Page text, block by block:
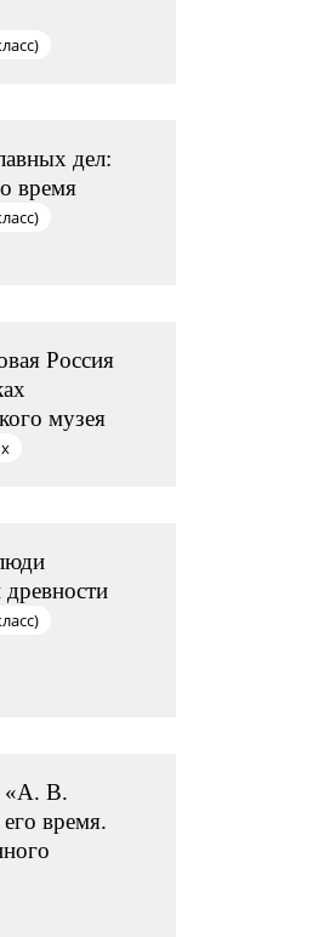
дел:
время
Россия
музея
древности
«А. В.
время.